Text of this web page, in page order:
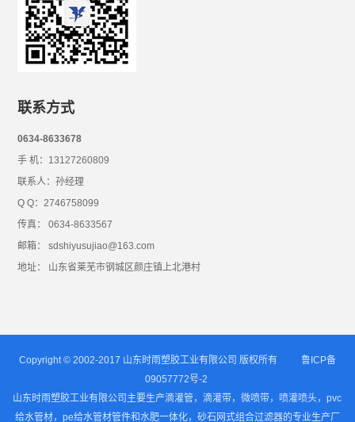
联系方式
0634-8633678
手 机：13127260809
联系人：孙经理
Q Q：2746758099
传真： 0634-8633567
邮箱： sdshiyusujiao@163.com
地址： 山东省莱芜市钢城区颜庄镇上北港村
Copyright © 2002-2017 山东时雨塑胶工业有限公司 版权所有
鲁ICP备
09057772号-2
山东时雨塑胶工业有限公司主要生产滴灌管，滴灌带，微喷带，喷灌喷头，pvc
给水管材，pe给水管材管件和水肥一体化，砂石网式组合过滤器的专业生产厂